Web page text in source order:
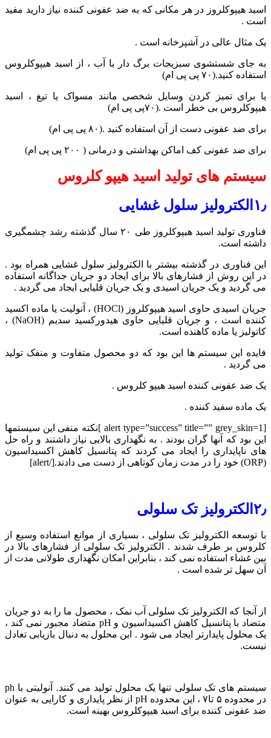
اسید هیپوکلروز در هر مکانی که به ضد عفونی کننده نیاز دارید مفید
است .
یک مثال عالی در آشپزخانه است .
به جای شستشوی سبزیجات برگ دار با آب ، از اسید هیپوکلروس
استفاده کنید.(۷۰ پی پی ام)
یا برای تمیز کردن وسایل شخصی مانند مسواک یا تیغ ، اسید
هیپوکلروس بی خطر است .(۷۰پی پی ام)
برای ضد عفونی دست از آن استفاده کنید .(۸۰ پی پی ام)
برای ضد عفونی کف اماکن بهداشتی و درمانی ( ۲۰۰ پی پی ام)
سیستم های تولید اسید هیپو کلروس
۱٫الکترولیز سلول غشایی
فناوری تولید اسید هیپوکلروز طی ۲۰ سال گذشته رشد چشمگیری
داشته است.
این فناوری در گذشته بیشتر با الکترولیز سلول غشایی همراه بود .
در این روش از فشارهای بالا برای ایجاد دو جریان جداگانه استفاده
می گردید و یک جریان اسیدی و یک جریان قلیایی ایجاد می گردید .
جریان اسیدی حاوی اسید هیپوکلروز (HOCl) ، آنولیت یا ماده اکسید
کننده است ، و جریان قلیایی حاوی هیدورکسید سدیم (NaOH) ،
کاتولیز یا ماده کاهنده است.
فایده این سیستم ها این بود که دو محصول متفاوت و منفک تولید
می گردید .
یک ضد عفونی کننده اسید هیپو کلروس .
یک ماده سفید کننده .
[alert type=”success” title=”” grey_skin=1 ]نکته منفی این سیستمها
این بود که آنها گران بودند . به نگهداری بالایی نیاز داشتند و راه حل
های ناپایداری را ایجاد می کردند که پتانسیل کاهش اکسیداسیون
(ORP) خود را در مدت زمان کوتاهی از دست می دادند.[/alert]
۲٫الکترولیز تک سلولی
با توسعه الکترولیز تک سلولی ، بسیاری از موانع استفاده وسیع از
کلروس بر طرف شدند . الکترولیز تک سلولی از فشارهای بالا در
بین غشاء استفاده نمی کند ، بنابراین امکان نگهداری طولانی مدت از
آن سهل تر شده است .
از آنجا که الکترولیز تک سلولی آب نمک ، محصول ما را به دو جریان
متضاد با پتانسیل کاهش اکسیداسیون و pH متضاد مجبور نمی کند ،
یک محلول پایدارتر ایجاد می شود . این محلول به دنبال بازیابی تعادل
نیست.
سیستم های تک سلولی تنها یک محلول تولید می کنند. آنولیتی با ph
در محدوده ۵ تا۷ ، این محدوده pH از نظر پایداری و کارایی به عنوان
ضد عفونی کننده برای اسید هیپوکلروس بهینه است.